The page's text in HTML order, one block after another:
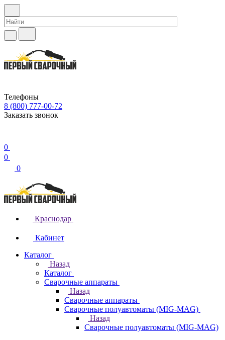
Телефоны
8 (800) 777-00-72
Заказать звонок
0
0
0
Краснодар
Кабинет
Каталог
Назад
Каталог
Сварочные аппараты
Назад
Сварочные аппараты
Сварочные полуавтоматы (MIG-MAG)
Назад
Сварочные полуавтоматы (MIG-MAG)